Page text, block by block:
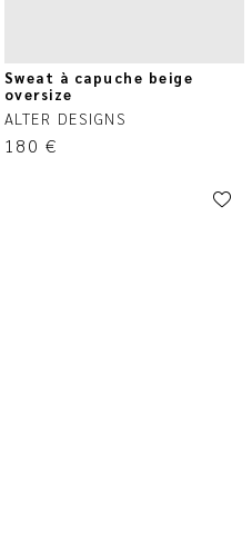
Sweat à capuche beige
oversize
ALTER DESIGNS
180 €